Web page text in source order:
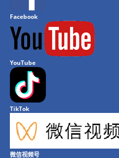
Facebook
YouTube
TikTok
微信视频号